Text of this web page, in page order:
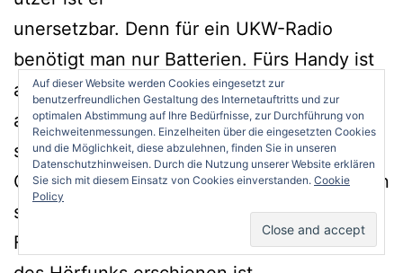
unersetzbar. Denn für ein UKW-Radio
benötigt man nur Batterien. Fürs Handy ist
aber Strom notwendig – spätestens wenn
aufgeladen werden muss. Das Radio hat
seine Fans. Und was für eine tolle
Geschichte es hat, erzählt Rainer Suckow in
seinem kleinen Band „Eine Prise
Funkgeschichte“, der zum 100. Geburtstag
Auf dieser Website werden Cookies eingesetzt zur
benutzerfreundlichen Gestaltung des Internetauftritts und zur
optimalen Abstimmung auf Ihre Bedürfnisse, zur Durchführung von
Reichweitenmessungen. Einzelheiten über die eingesetzten Cookies
und die Möglichkeit, diese abzulehnen, finden Sie in unseren
Datenschutzhinweisen. Durch die Nutzung unserer Website erklären
Sie sich mit diesem Einsatz von Cookies einverstanden. Cookie
Policy